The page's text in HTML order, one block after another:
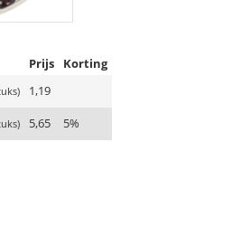
Prijs
Korting
1,19
5,65 5%